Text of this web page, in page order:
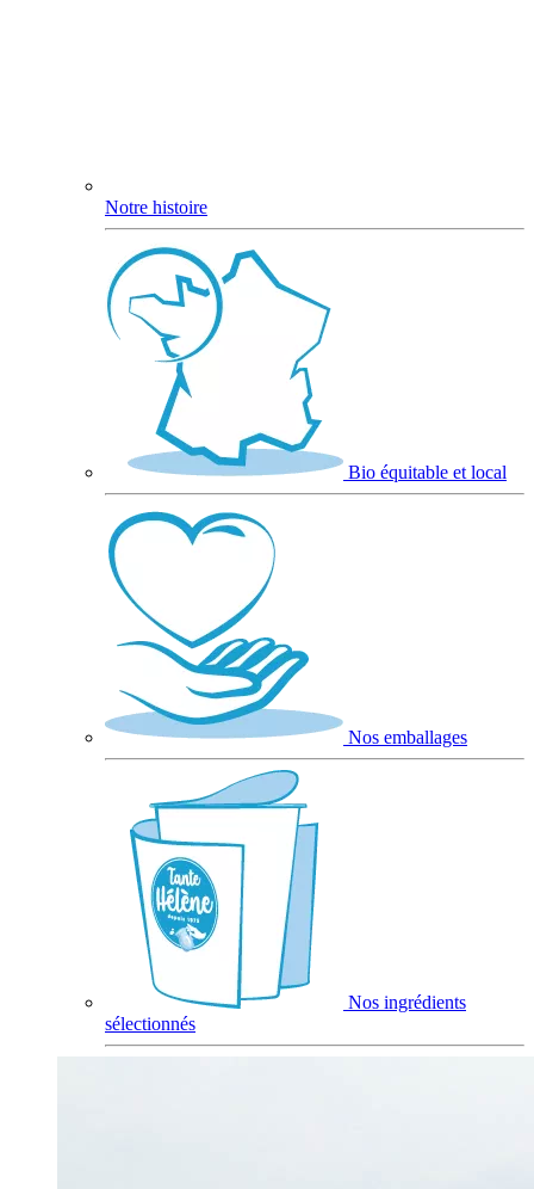
Notre histoire
Bio équitable et local
Nos emballages
Nos ingrédients
sélectionnés